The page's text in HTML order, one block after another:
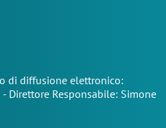
di diffusione elettronico:
Direttore Responsabile: Simone